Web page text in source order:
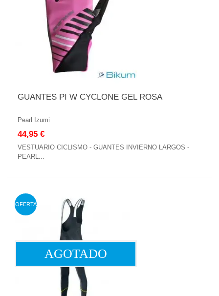
GUANTES PI W CYCLONE GEL ROSA
Pearl Izumi
44,95 €
VESTUARIO CICLISMO - GUANTES INVIERNO LARGOS -
PEARL...
OFERTA
AGOTADO